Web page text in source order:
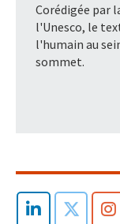
Corédigée par
l'Unesco, le
l'humain au
sommet.